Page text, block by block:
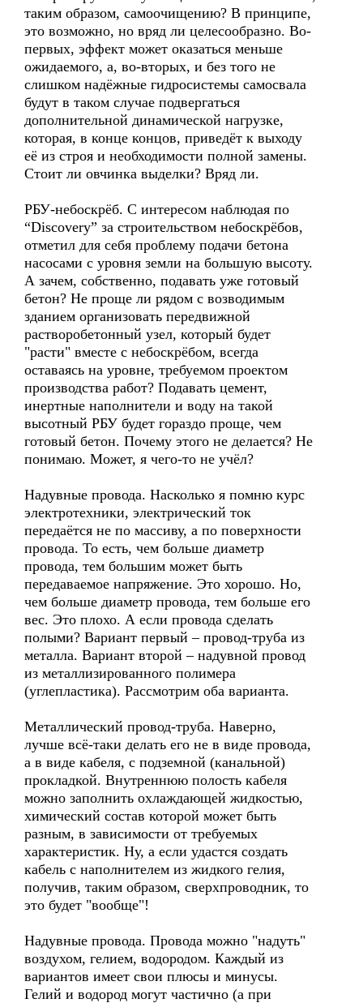
таким образом, самоочищению? В принципе,
это возможно, но вряд ли целесообразно. Во-
первых, эффект может оказаться меньше
ожидаемого, а, во-вторых, и без того не
слишком надёжные гидросистемы самосвала
будут в таком случае подвергаться
дополнительной динамической нагрузке,
которая, в конце концов, приведёт к выходу
её из строя и необходимости полной замены.
Стоит ли овчинка выделки? Вряд ли.
РБУ-небоскрёб. С интересом наблюдая по
“Discovery” за строительством небоскрёбов,
отметил для себя проблему подачи бетона
насосами с уровня земли на большую высоту.
А зачем, собственно, подавать уже готовый
бетон? Не проще ли рядом с возводимым
зданием организовать передвижной
растворобетонный узел, который будет
"расти" вместе с небоскрёбом, всегда
оставаясь на уровне, требуемом проектом
производства работ? Подавать цемент,
инертные наполнители и воду на такой
высотный РБУ будет гораздо проще, чем
готовый бетон. Почему этого не делается? Не
понимаю. Может, я чего-то не учёл?
Надувные провода. Насколько я помню курс
электротехники, электрический ток
передаётся не по массиву, а по поверхности
провода. То есть, чем больше диаметр
провода, тем большим может быть
передаваемое напряжение. Это хорошо. Но,
чем больше диаметр провода, тем больше его
вес. Это плохо. А если провода сделать
полыми? Вариант первый – провод-труба из
металла. Вариант второй – надувной провод
из металлизированного полимера
(углепластика). Рассмотрим оба варианта.
Металлический провод-труба. Наверно,
лучше всё-таки делать его не в виде провода,
а в виде кабеля, с подземной (канальной)
прокладкой. Внутреннюю полость кабеля
можно заполнить охлаждающей жидкостью,
химический состав которой может быть
разным, в зависимости от требуемых
характеристик. Ну, а если удастся создать
кабель с наполнителем из жидкого гелия,
получив, таким образом, сверхпроводник, то
это будет "вообще"!
Надувные провода. Провода можно "надуть"
воздухом, гелием, водородом. Каждый из
вариантов имеет свои плюсы и минусы.
Гелий и водород могут частично (а при